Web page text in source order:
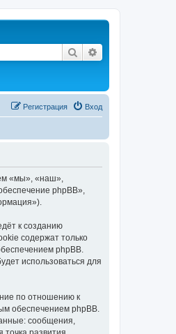
Поиск
Вход
Регистрация
«мы», «наш»,
phpBB»,
к созданию
содержат только
phpBB.
использоваться для
по отношению к
обеспечением phpBB.
сообщения,